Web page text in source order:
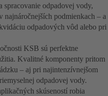
spracovanie odpadovej vody,
najnáročnejších podmienkach – a
odpadových vôd alebo pri
KSB sú perfektne
Kvalitné komponenty pritom
– aj pri najintenzívnejšom
odpadovej vody.
skúseností robia